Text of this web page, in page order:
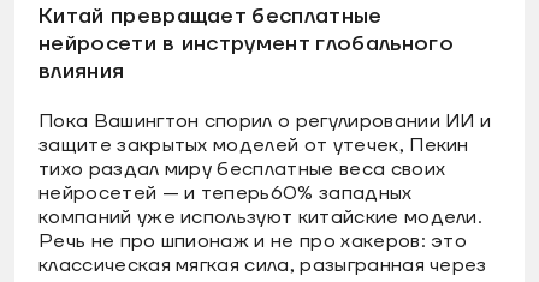
Китай превращает бесплатные
нейросети в инструмент глобального
влияния
Пока Вашингтон спорил о регулировании ИИ и
защите закрытых моделей от утечек, Пекин
тихо раздал миру бесплатные веса своих
нейросетей — и теперь60% западных
компаний уже используют китайские модели.
Речь не про шпионаж и не про хакеров: это
классическая мягкая сила, разыгранная через